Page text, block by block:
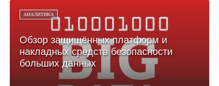
АНАЛИТИКА
Обзор защищённых платформ и
накладных средств безопасности
больших данных